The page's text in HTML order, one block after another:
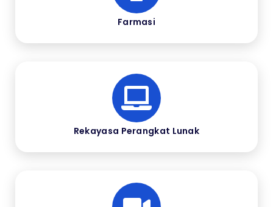
Farmasi
Rekayasa Perangkat Lunak